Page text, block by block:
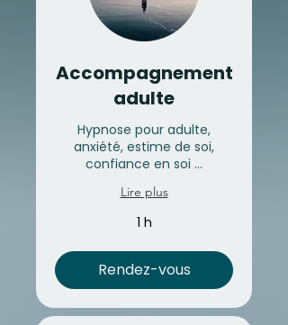
Accompagnement
adulte
Hypnose pour adulte,
anxiété, estime de soi,
confiance en soi ...
Lire plus
1 h
Rendez-vous